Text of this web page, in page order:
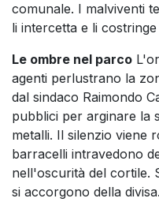
comunale. I malviventi
li intercetta e li
Le ombre nel parco
agenti perlustrano la
dal sindaco Raimondo
pubblici per arginare la
metalli. Il silenzio viene
barracelli intravedono
nell'oscurità del cortile.
si accorgono della